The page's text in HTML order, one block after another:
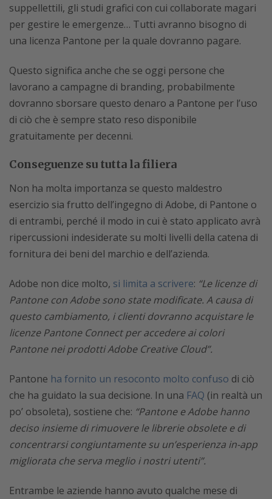
suppellettili, gli studi grafici con cui collaborate magari
per gestire le emergenze… Tutti avranno bisogno di
una licenza Pantone per la quale dovranno pagare.
Questo significa anche che se oggi persone che
lavorano a campagne di branding, probabilmente
dovranno sborsare questo denaro a Pantone per l’uso
di ciò che è sempre stato reso disponibile
gratuitamente per decenni.
Conseguenze su tutta la filiera
Non ha molta importanza se questo maldestro
esercizio sia frutto dell’ingegno di Adobe, di Pantone o
di entrambi, perché il modo in cui è stato applicato avrà
ripercussioni indesiderate su molti livelli della catena di
fornitura dei beni del marchio e dell’azienda.
Adobe non dice molto, si limita a scrivere: “Le licenze di
Pantone con Adobe sono state modificate. A causa di
questo cambiamento, i clienti dovranno acquistare le
licenze Pantone Connect per accedere ai colori
Pantone nei prodotti Adobe Creative Cloud”.
Pantone ha fornito un resoconto molto confuso di ciò
che ha guidato la sua decisione. In una FAQ (in realtà un
po’ obsoleta), sostiene che: “Pantone e Adobe hanno
deciso insieme di rimuovere le librerie obsolete e di
concentrarsi congiuntamente su un’esperienza in-app
migliorata che serva meglio i nostri utenti”.
Entrambe le aziende hanno avuto qualche mese di